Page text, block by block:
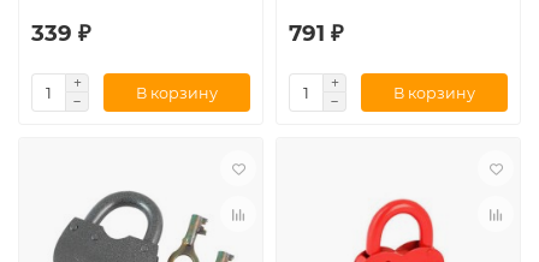
339 ₽
В корзину
791 ₽
В корзину